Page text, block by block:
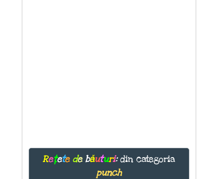
Rețete de băuturi:din categoria
punch